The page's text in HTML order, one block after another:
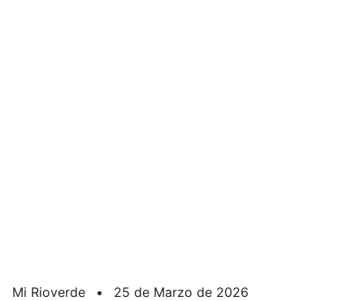
Mi Rioverde • 25 de Marzo de 2026